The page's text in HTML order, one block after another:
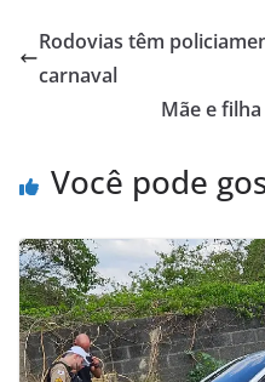
Rodovias têm
carnaval
Mãe e
Você pode